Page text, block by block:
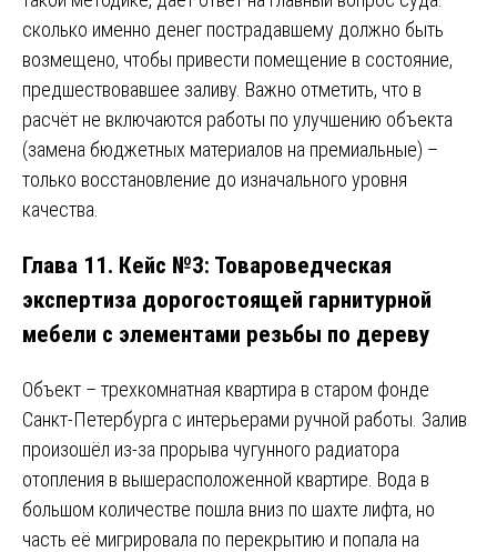
сколько именно денег пострадавшему должно быть
возмещено, чтобы привести помещение в состояние,
предшествовавшее заливу. Важно отметить, что в
расчёт не включаются работы по улучшению объекта
(замена бюджетных материалов на премиальные) –
только восстановление до изначального уровня
качества.
Глава 11. Кейс №3: Товароведческая
экспертиза дорогостоящей гарнитурной
мебели с элементами резьбы по дереву
Объект – трехкомнатная квартира в старом фонде
Санкт-Петербурга с интерьерами ручной работы. Залив
произошёл из-за прорыва чугунного радиатора
отопления в вышерасположенной квартире. Вода в
большом количестве пошла вниз по шахте лифта, но
часть её мигрировала по перекрытию и попала на